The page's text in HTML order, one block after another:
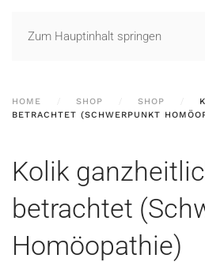
Zum Hauptinhalt springen
HOME SHOP SHOP
BETRACHTET (SCHWERPUNKT
Kolik
betrachtet
Homöopathie)